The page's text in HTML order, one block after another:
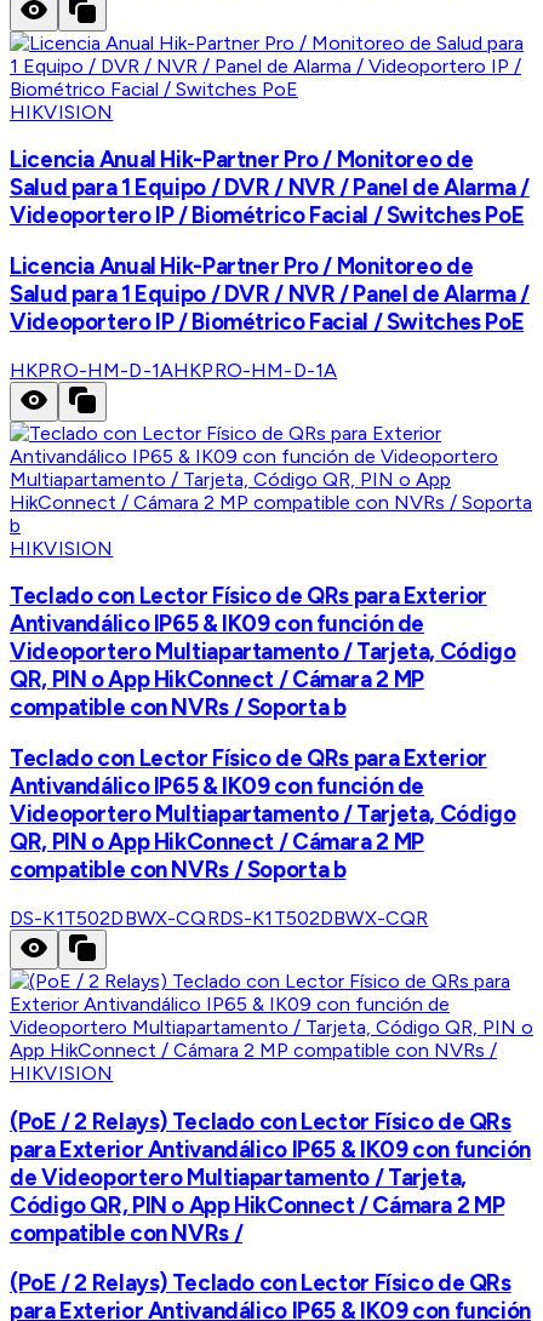
HIKVISION
Licencia Anual Hik-Partner Pro / Monitoreo de
Salud para 1 Equipo / DVR / NVR / Panel de Alarma /
Videoportero IP / Biométrico Facial / Switches PoE
Licencia Anual Hik-Partner Pro / Monitoreo de
Salud para 1 Equipo / DVR / NVR / Panel de Alarma /
Videoportero IP / Biométrico Facial / Switches PoE
HKPRO-HM-D-1AHKPRO-HM-D-1A
HIKVISION
Teclado con Lector Físico de QRs para Exterior
Antivandálico IP65 & IK09 con función de
Videoportero Multiapartamento / Tarjeta, Código
QR, PIN o App HikConnect / Cámara 2 MP
compatible con NVRs / Soporta b
Teclado con Lector Físico de QRs para Exterior
Antivandálico IP65 & IK09 con función de
Videoportero Multiapartamento / Tarjeta, Código
QR, PIN o App HikConnect / Cámara 2 MP
compatible con NVRs / Soporta b
DS-K1T502DBWX-CQRDS-K1T502DBWX-CQR
HIKVISION
(PoE / 2 Relays) Teclado con Lector Físico de QRs
para Exterior Antivandálico IP65 & IK09 con función
de Videoportero Multiapartamento / Tarjeta,
Código QR, PIN o App HikConnect / Cámara 2 MP
compatible con NVRs /
(PoE / 2 Relays) Teclado con Lector Físico de QRs
para Exterior Antivandálico IP65 & IK09 con función